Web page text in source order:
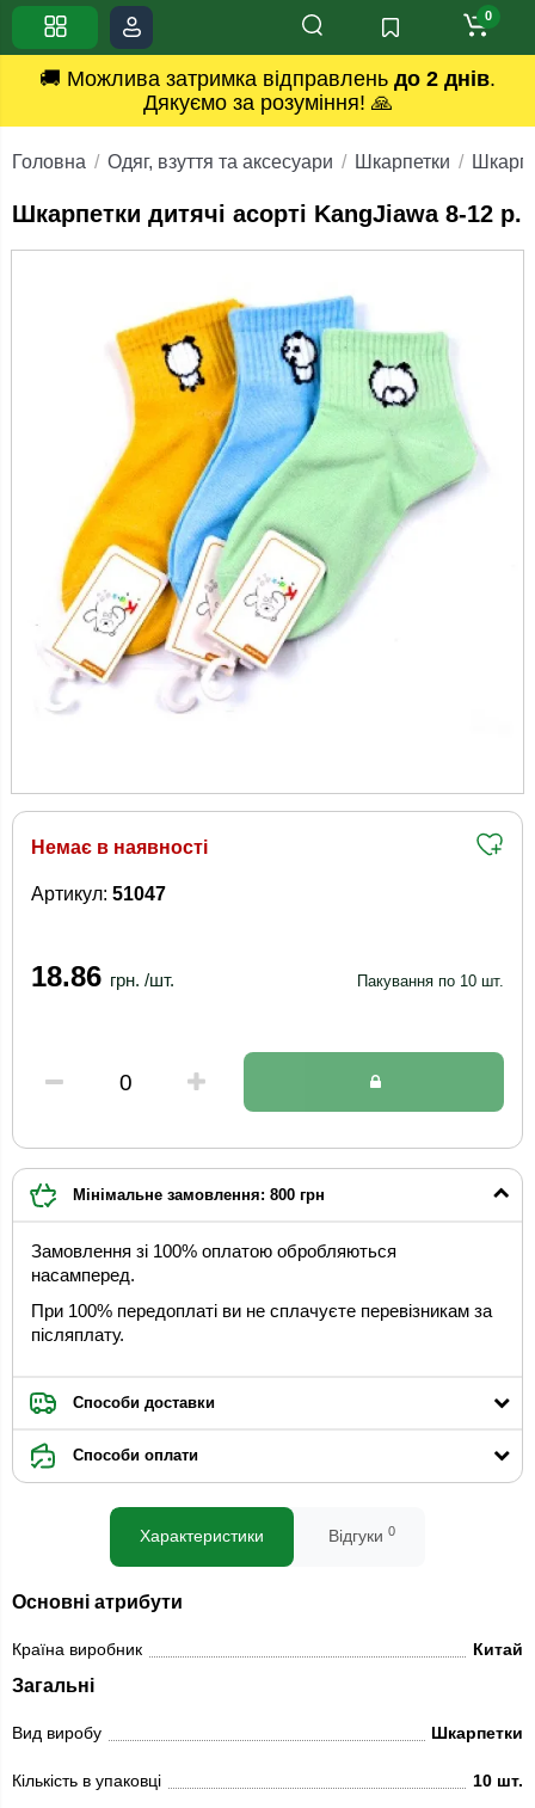
🚚 Можлива затримка відправлень до 2 днів.
Дякуємо за розуміння! 🙏
0
Головна Одяг, взуття та аксесуари Шкарпетки
Шкарпетки дитячі асорті KangJiawa 8-12 р.
Немає в наявності
Артикул: 51047
18.86 грн. /шт. Пакування по 10 шт.
Мінімальне замовлення: 800 грн
Замовлення зі 100% оплатою обробляються
насамперед.
При 100% передоплаті ви не сплачуєте перевізникам за
післяплату.
Способи доставки
Способи оплати
Характеристики Відгуки 0
Основні атрибути
Країна виробник Китай
Загальні
Вид виробу Шкарпетки
Кількість в упаковці 10 шт.